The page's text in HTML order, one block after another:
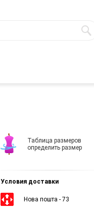
Таблица размеров
определить размер
Условия доставки
Нова пошта - 73